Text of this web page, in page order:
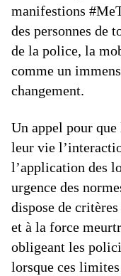
manifestions
des personnes de
de la police, la
comme un
changement.
Un appel pour que
leur vie
l’application des
urgence des
dispose de
et à la force
obligeant les
lorsque ces